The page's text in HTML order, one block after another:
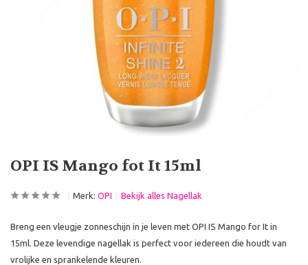
OPI IS Mango fot It 15ml
Merk: OPI Bekijk alles Nagellak
Breng een vleugje zonneschijn in je leven met OPI IS Mango for It in
15ml. Deze levendige nagellak is perfect voor iedereen die houdt van
vrolijke en sprankelende kleuren.